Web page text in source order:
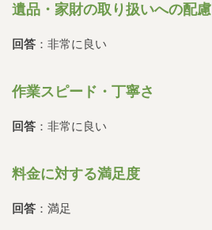
遺品・家財の取り扱いへの配慮
回答 ：非常に良い
作業スピード・丁寧さ
回答 ：非常に良い
料金に対する満足度
回答 ：満足